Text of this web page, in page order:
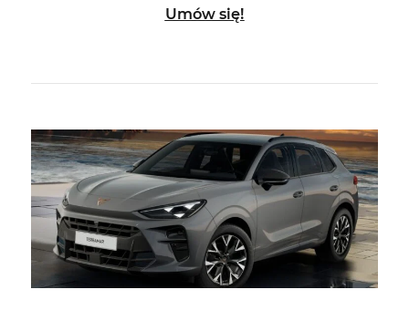
Umów się!